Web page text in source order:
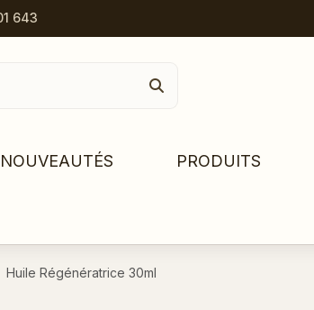
643
NOUVEAUTÉS PRODUITS
Huile Régénératrice 30ml